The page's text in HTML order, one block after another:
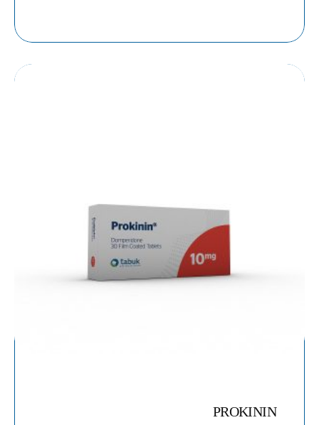
PROKININ